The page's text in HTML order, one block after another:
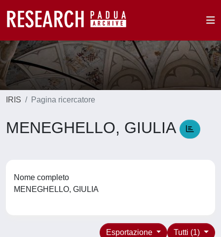
IRIS Pagina ricercatore
MENEGHELLO, GIULIA
Nome completo
MENEGHELLO, GIULIA
Tutti (1)
Esportazione